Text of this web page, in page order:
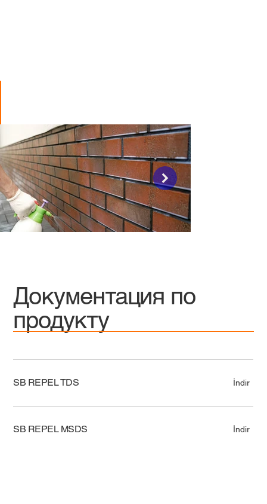
SB REPEL TDS İndir
SB REPEL MSDS İndir
Документация по
продукту